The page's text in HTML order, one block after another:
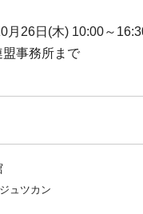
月26日(木) 10:00～
事務所まで
ュツカン